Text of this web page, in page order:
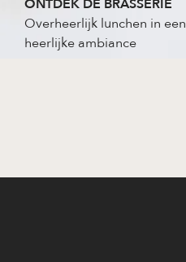
ONTDEK DE BRASSERIE
Overheerlijk lunchen in een
heerlijke ambiance